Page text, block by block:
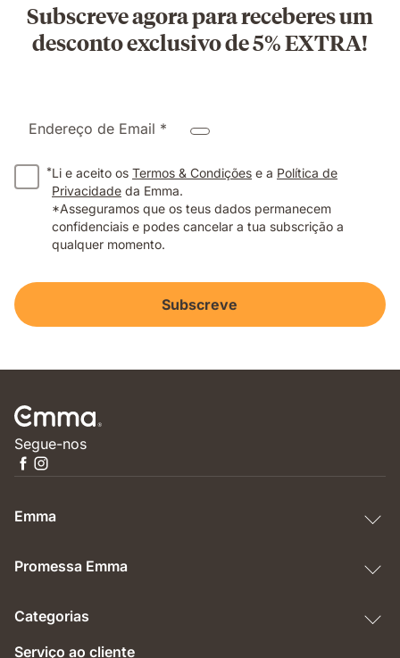
Subscreve agora para receberes um
desconto exclusivo de 5% EXTRA!
Endereço de Email *
*Li e aceito os Termos & Condições e a Política de
Privacidade da Emma.
*Asseguramos que os teus dados permanecem
confidenciais e podes cancelar a tua subscrição a
qualquer momento.
Subscreve
Segue-nos
Emma
Promessa Emma
Categorias
Serviço ao cliente